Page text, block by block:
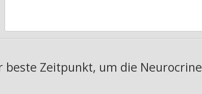
beste Zeitpunkt, um die Neurocrine